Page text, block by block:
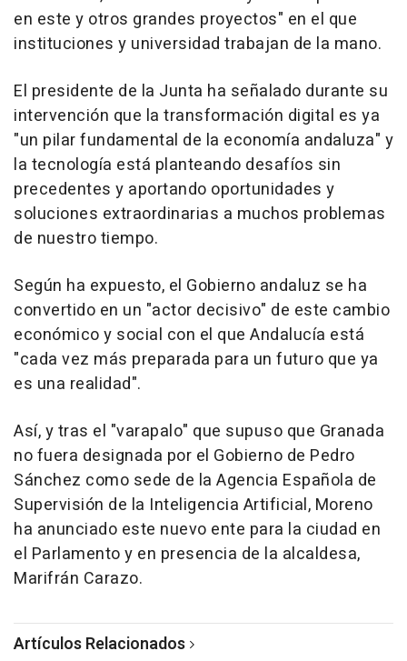
en este y otros grandes proyectos" en el que
instituciones y universidad trabajan de la mano.
El presidente de la Junta ha señalado durante su
intervención que la transformación digital es ya
"un pilar fundamental de la economía andaluza" y
la tecnología está planteando desafíos sin
precedentes y aportando oportunidades y
soluciones extraordinarias a muchos problemas
de nuestro tiempo.
Según ha expuesto, el Gobierno andaluz se ha
convertido en un "actor decisivo" de este cambio
económico y social con el que Andalucía está
"cada vez más preparada para un futuro que ya
es una realidad".
Así, y tras el "varapalo" que supuso que Granada
no fuera designada por el Gobierno de Pedro
Sánchez como sede de la Agencia Española de
Supervisión de la Inteligencia Artificial, Moreno
ha anunciado este nuevo ente para la ciudad en
el Parlamento y en presencia de la alcaldesa,
Marifrán Carazo.
Artículos Relacionados